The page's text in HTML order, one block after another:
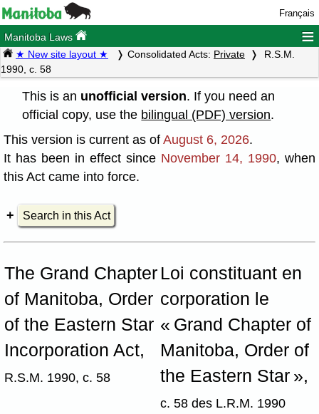
Français
Manitoba Laws ≡
★ New site layout ★ Consolidated Acts: Private
R.S.M.
1990, c. 58
This is an unofficial version. If you need an
official copy, use the bilingual (PDF) version.
This version is current as of August 6, 2026.
It has been in effect since November 14, 1990, when
this Act came into force.
Search in this Act
The Grand Chapter
of Manitoba, Order
of the Eastern Star
Incorporation Act,
R.S.M. 1990, c. 58
Loi constituant en
corporation le
« Grand Chapter of
Manitoba, Order of
the Eastern Star »,
c. 58 des L.R.M. 1990